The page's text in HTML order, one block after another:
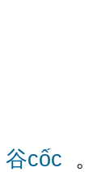
谷cốc 。